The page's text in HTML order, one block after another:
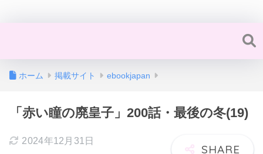
ホーム 掲載サイト ebookjapan
「赤い瞳の廃皇子」200話・最後の冬(19)
2024年12月31日